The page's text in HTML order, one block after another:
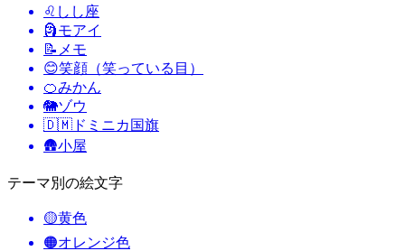
♌ しし座
🗿モアイ
📝 メモ
😊笑顔（笑っている目）
🍊みかん
🐘ゾウ
🇩🇲 ドミニカ国旗
🛖小屋
テーマ別の絵文字
🟡黄色
🟠オレンジ色